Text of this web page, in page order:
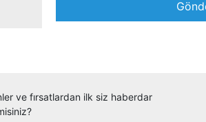
ve fırsatlardan ilk siz haberdar